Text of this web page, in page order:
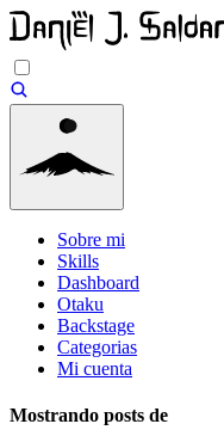
Sobre mi
Skills
Dashboard
Otaku
Backstage
Categorias
Mi cuenta
Mostrando posts de